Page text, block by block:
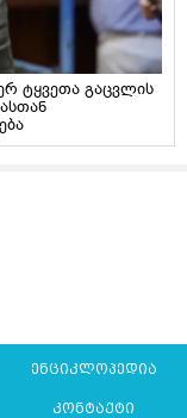
ტყვეთა გაცვლის
ენციკლოპედია
კონტაქტი